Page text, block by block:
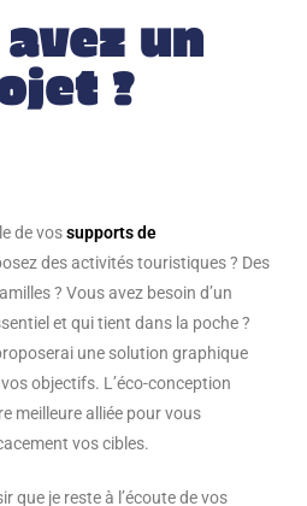
un
?
de vossupports de
des activités touristiques ? Des
? Vous avez besoin d’un
et qui tient dans la poche ?
une solution graphique
objectifs. L’éco-conception
meilleure alliée pour vous
vos cibles.
que je reste à l’écoute de vos